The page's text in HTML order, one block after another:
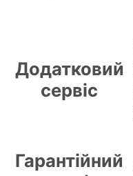
Додатковий
сервіс
Гарантійний